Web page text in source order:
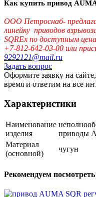
Как купить привод
ООО Петроснаб-
линейку приводов
SQREx по доступным
+7-812-642-03-00 или
9292121@mail.ru
Задать вопрос
Оформите заявку на
время и ответим на все
Характеристики
Наименование
изделия
приводы
Материал
(основной)
чугун
Рекомендуем посмотреть